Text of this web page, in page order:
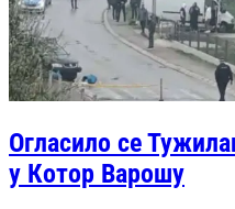
Огласило се
у Котор Варошу